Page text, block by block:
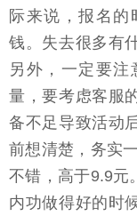
际来说，报名
钱。失去很多有
另外，一定要注
量，要考虑客服
备不足导致活动
前想清楚，务实
不错，高于9.9元
内功做得好的时